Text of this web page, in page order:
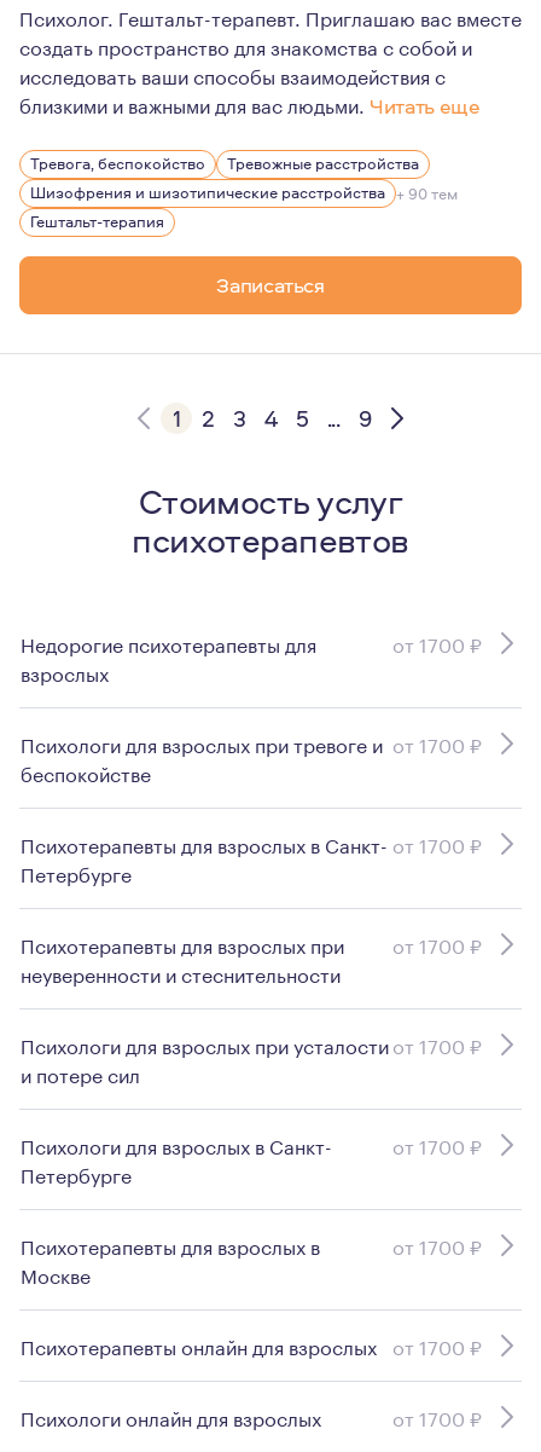
Психолог. Гештальт-терапевт. Приглашаю вас вместе
создать пространство для знакомства с собой и
исследовать ваши способы взаимодействия с
близкими и важными для вас людьми. Читать еще
На личном опыте прохождения терапии могу сказать:
Именно этому я предлагаю вам научиться в терапии со
Тревога, беспокойство
Тревожные расстройства
Шизофрения и шизотипические расстройства + 90 тем
Гештальт-терапия
Записаться
1 2 3 4 5 ... 9
Стоимость услуг
психотерапевтов
Недорогие психотерапевты для
взрослых
от 1700 ₽
Психологи для взрослых при тревоге и
беспокойстве
от 1700 ₽
Психотерапевты для взрослых в Санкт-
Петербурге
от 1700 ₽
Психотерапевты для взрослых при
неуверенности и стеснительности
от 1700 ₽
Психологи для взрослых при усталости
и потере сил
от 1700 ₽
Психологи для взрослых в Санкт-
Петербурге
от 1700 ₽
Психотерапевты для взрослых в
Москве
от 1700 ₽
Психотерапевты онлайн для взрослых от 1700 ₽
Психологи онлайн для взрослых от 1700 ₽